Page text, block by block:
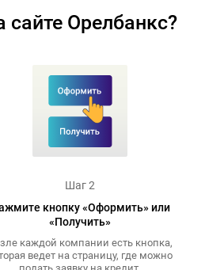
сайте Орелбанкс?
Шаг 2
кнопку «Оформить» или
«Получить»
каждой компании есть кнопка,
ведет на страницу, где можно